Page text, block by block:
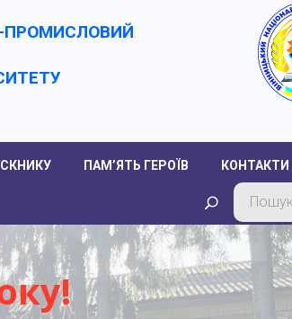
ПРОМИСЛОВИЙ
ПАМ’ЯТЬ ГЕРОЇВ КОНТАКТИ